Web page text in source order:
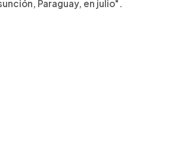
Paraguay, en julio".